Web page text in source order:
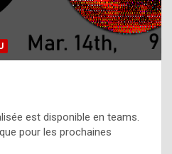
t
t
est disponible en teams.
pour les prochaines